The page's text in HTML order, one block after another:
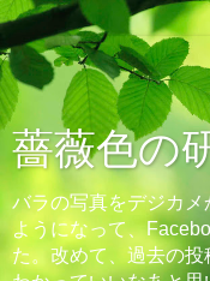
薔薇色の
バラの写真をデジカ
ようになって、
た。改めて、過去の